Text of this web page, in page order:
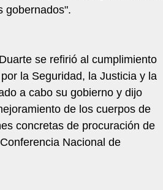
gobernados".
se refirió al cumplimiento
la Seguridad, la Justicia y la
a cabo su gobierno y dijo
de los cuerpos de
concretas de procuración de
Nacional de